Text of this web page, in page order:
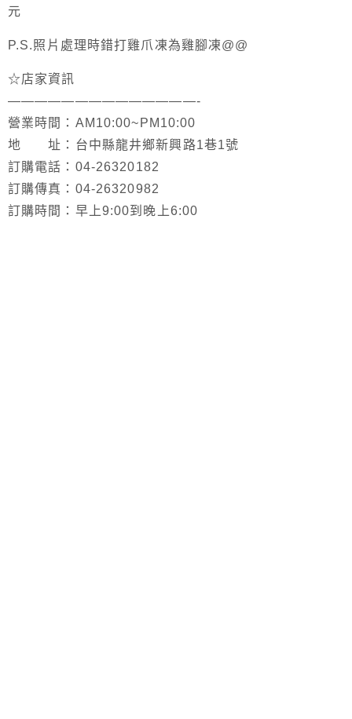
元
P.S.照片處理時錯打雞爪凍為雞腳凍@@
☆店家資訊
——————————————-
營業時間：AM10:00~PM10:00
地 址：台中縣龍井鄉新興路1巷1號
訂購電話：04-26320182
訂購傳真：04-26320982
訂購時間：早上9:00到晚上6:00